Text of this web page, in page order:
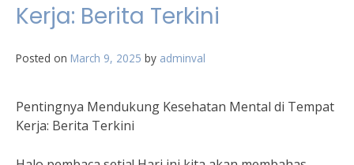
Kerja: Berita Terkini
Posted on March 9, 2025 by adminval
Pentingnya Mendukung Kesehatan Mental di Tempat
Kerja: Berita Terkini